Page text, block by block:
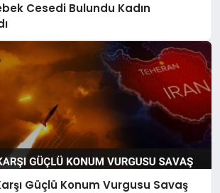
Cesedi Bulundu Kadın
Güçlü Konum Vurgusu Savaş